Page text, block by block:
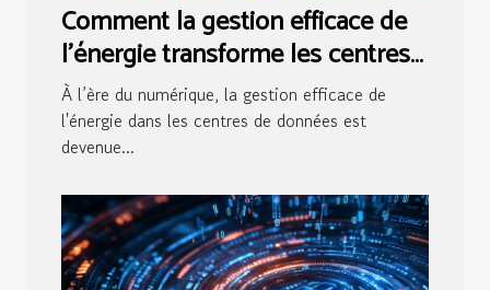
Comment la gestion efficace de
l'énergie transforme les centres
de données ?
À l’ère du numérique, la gestion efficace de
l'énergie dans les centres de données est
devenue...